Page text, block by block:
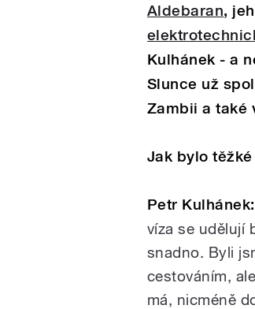
Aldebaran,
Kulhánek - a
Slunce už
Zambii a také
Jak bylo
Petr Kulhánek:
víza se udělují
snadno. Byli
cestováním,
má, nicméně